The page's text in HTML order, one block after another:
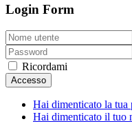
Login Form
Ricordami
Accesso
Hai dimenticato la tua
Hai dimenticato il tuo